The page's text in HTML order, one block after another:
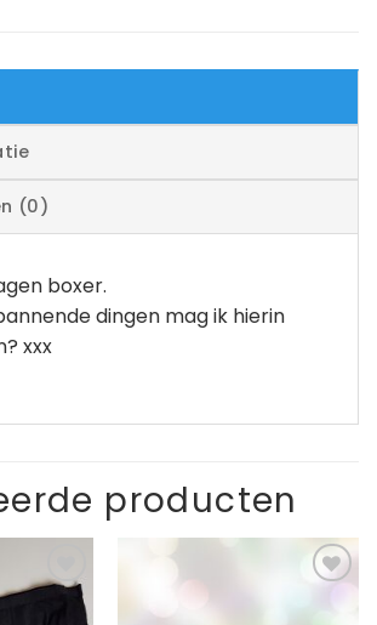
(0)
boxer.
dingen mag ik hierin
xxx
producten